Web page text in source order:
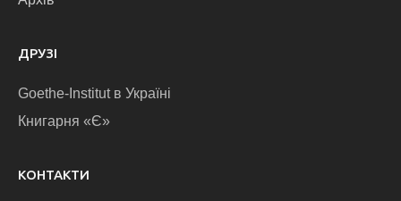
ДРУЗІ
Goethe-Institut в Україні
Книгарня «Є»
КОНТАКТИ